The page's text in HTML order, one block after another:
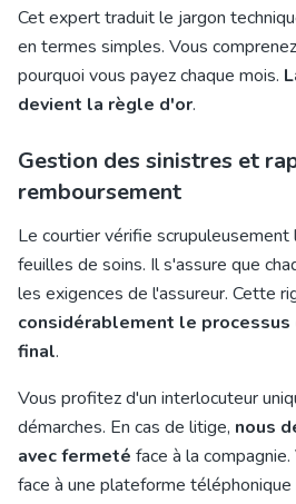
Cet expert traduit le jargon
en termes simples. Vous
pourquoi vous payez chaque mois.
devient la règle d'or.
Gestion des sinistres et
remboursement
Le courtier vérifie
feuilles de soins. Il s'assure que
les exigences de l'assureur. Cette
considérablement le
final.
Vous profitez d'un interlocuteur
démarches. En cas de litige, nous
avec fermeté face à la
face à une plateforme